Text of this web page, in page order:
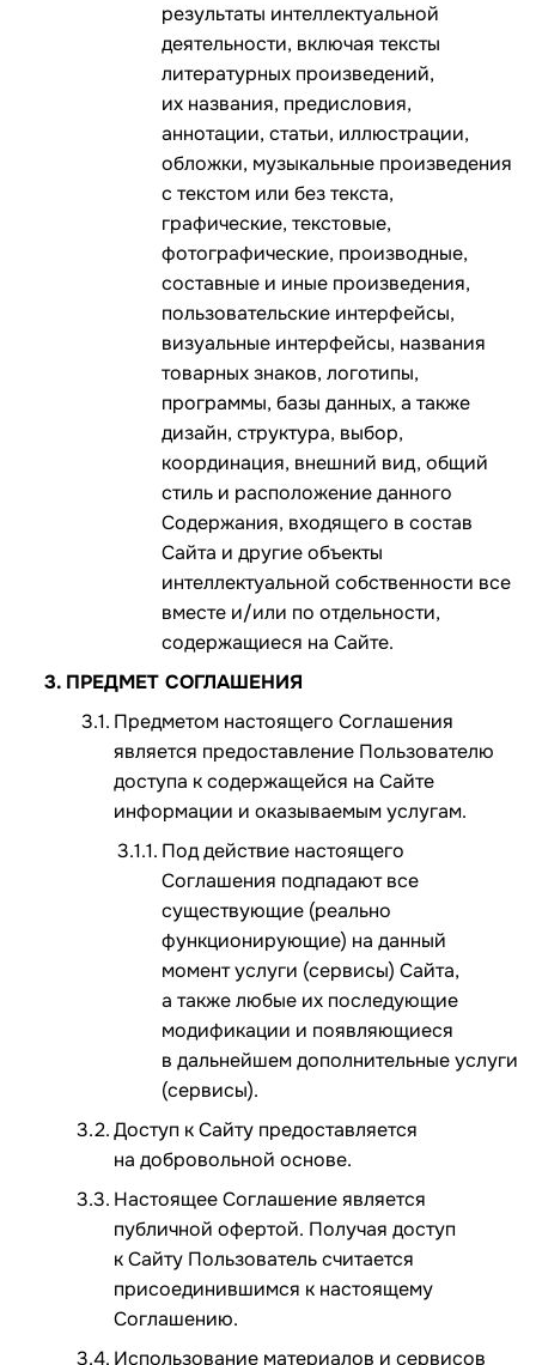
результаты интеллектуальной
деятельности, включая тексты
литературных произведений,
их названия, предисловия,
аннотации, статьи, иллюстрации,
обложки, музыкальные произведения
с текстом или без текста,
графические, текстовые,
фотографические, производные,
составные и иные произведения,
пользовательские интерфейсы,
визуальные интерфейсы, названия
товарных знаков, логотипы,
программы, базы данных, а также
дизайн, структура, выбор,
координация, внешний вид, общий
стиль и расположение данного
Содержания, входящего в состав
Сайта и другие объекты
интеллектуальной собственности все
вместе и/или по отдельности,
содержащиеся на Сайте.
ПРЕДМЕТ СОГЛАШЕНИЯ
Предметом настоящего Соглашения
является предоставление Пользователю
доступа к содержащейся на Сайте
информации и оказываемым услугам.
Под действие настоящего
Соглашения подпадают все
существующие (реально
функционирующие) на данный
момент услуги (сервисы) Сайта,
а также любые их последующие
модификации и появляющиеся
в дальнейшем дополнительные услуги
(сервисы).
Доступ к Сайту предоставляется
на добровольной основе.
Настоящее Соглашение является
публичной офертой. Получая доступ
к Сайту Пользователь считается
присоединившимся к настоящему
Соглашению.
Использование материалов и сервисов